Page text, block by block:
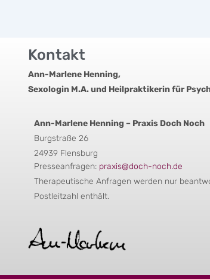
Kontakt
Ann-Marlene Henning,
Sexologin M.A. und Heilpraktikerin für
Ann-Marlene Henning – Praxis Doch Noch
Burgstraße 26
24939 Flensburg
Presseanfragen: praxis@doch-noch.de
Therapeutische Anfragen werden nur
Postleitzahl enthält.